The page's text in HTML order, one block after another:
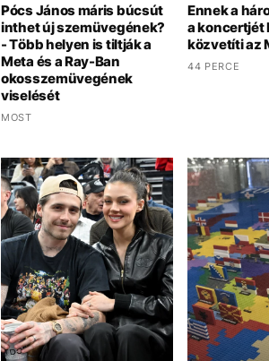
Pócs János máris búcsút
inthet új szemüvegének?
- Több helyen is tiltják a
Meta és a Ray-Ban
okosszemüvegének
viselését
MOST
Ennek a
a koncertjét
közvetíti az
44 PERCE